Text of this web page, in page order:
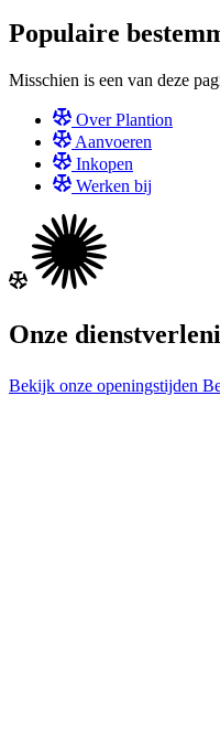
Populaire
Misschien is een van deze
Over Plantion
Aanvoeren
Inkopen
Werken bij
Onze
Bekijk onze openingstijden